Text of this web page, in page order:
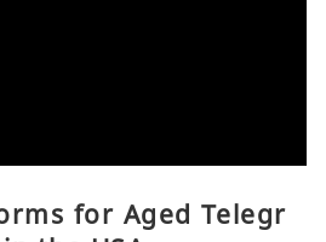
for Aged Telegr